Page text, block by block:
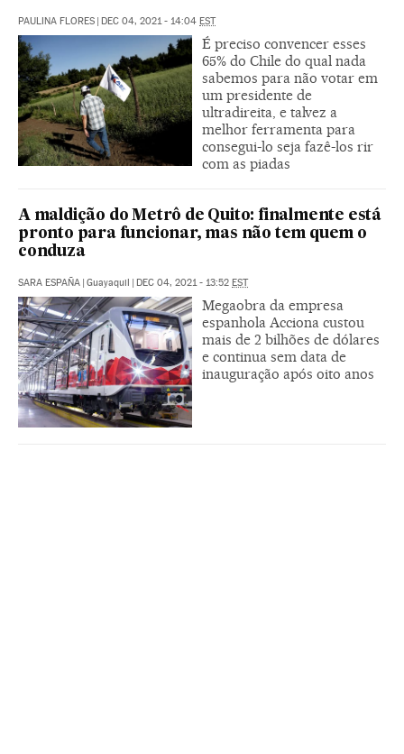
PAULINA FLORES DEC 04, 2021 - 14:04 EST
É preciso convencer esses
65% do Chile do qual nada
sabemos para não votar em
um presidente de
ultradireita, e talvez a
melhor ferramenta para
consegui-lo seja fazê-los rir
com as piadas
A maldição do Metrô de Quito: finalmente está
pronto para funcionar, mas não tem quem o
conduza
SARA ESPAÑA Guayaquil DEC 04, 2021 - 13:52 EST
Megaobra da empresa
espanhola Acciona custou
mais de 2 bilhões de dólares
e continua sem data de
inauguração após oito anos